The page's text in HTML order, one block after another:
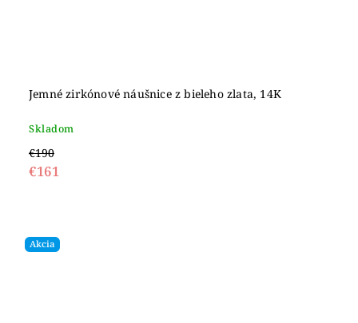
Jemné zirkónové náušnice z bieleho zlata, 14K
Skladom
€190
€161
Akcia